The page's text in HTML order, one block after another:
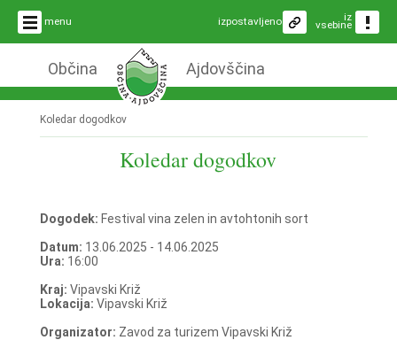
menu iz
vsebine
izpostavljeno
Občina Ajdovščina
Koledar dogodkov
Koledar dogodkov
Dogodek: Festival vina zelen in avtohtonih sort
Datum: 13.06.2025 - 14.06.2025
Ura: 16:00
Kraj: Vipavski Križ
Lokacija: Vipavski Križ
Organizator: Zavod za turizem Vipavski Križ